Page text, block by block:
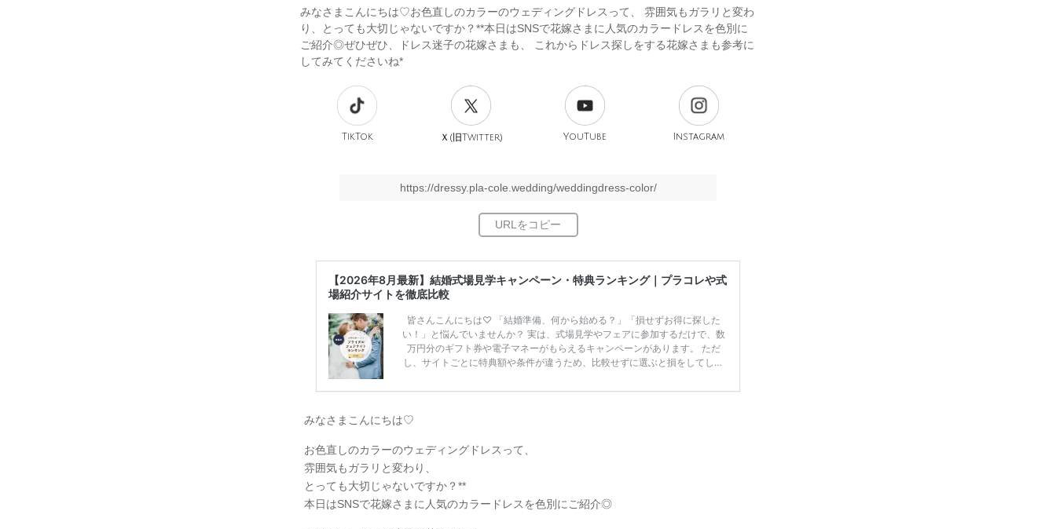
みなさまこんにちは♡お色直しのカラーのウェディングドレスって、 雰囲気もガラリと変わ
り、とっても大切じゃないですか？**本日はSNSで花嫁さまに人気のカラードレスを色別に
ご紹介◎ぜひぜひ、ドレス迷子の花嫁さまも、 これからドレス探しをする花嫁さまも参考に
してみてくださいね*
TikTok Ｘ(旧Twitter) YouTube Instagram
https://dressy.pla-cole.wedding/weddingdress-color/
【2026年8月最新】結婚式場見学キャンペーン・特典ランキング｜プラコレや式
場紹介サイトを徹底比較
皆さんこんにちは♡ 「結婚準備、何から始める？」「損せずお得に探した
い！」と悩んでいませんか？ 実は、式場見学やフェアに参加するだけで、数
万円分のギフト券や電子マネーがもらえるキャンペーンがあります。 ただ
し、サイトごとに特典額や条件が違うため、比較せずに選ぶと損をしてしま
ンペーン特典ランキングを公開！ 比較サイト：プラコレ、ゼクシィ、ハナユ
得？」「プラコレの特典は？」といった疑問も解決します。 まずは診断で候
みなさまこんにちは♡
お色直しのカラーのウェディングドレスって、
雰囲気もガラリと変わり、
とっても大切じゃないですか？**
本日はSNSで花嫁さまに人気のカラードレスを色別にご紹介◎